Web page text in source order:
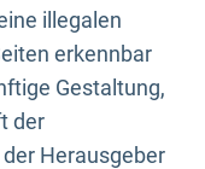
illegalen
erkennbar
Gestaltung,
der
Herausgeber